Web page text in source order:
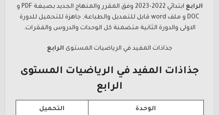
الرابع
ابتدائي 2022-2023 وفق المقرر والمنهاج الجديد بصيغة PDF و
DOC و ملف word قابل للتعديل والطباعة, جاهزة للتحميل للدورة
الاولى والدورة الثانية متضمنة كل الوحدات والدروس والفقرات.
جذاذات المفيد في الرياضيات المستوى الرابع
جذاذات المفيد في الرياضيات المستوى
الرابع
الوحدة التحميل